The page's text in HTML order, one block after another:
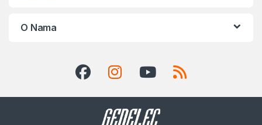
O Nama